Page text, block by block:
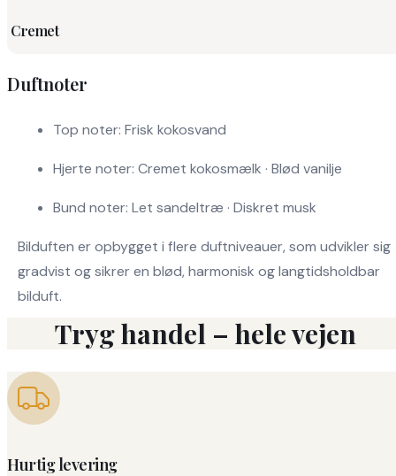
Cremet
Duftnoter
Top noter: Frisk kokosvand
Hjerte noter: Cremet kokosmælk · Blød vanilje
Bund noter: Let sandeltræ · Diskret musk
Bilduften er opbygget i flere duftniveauer, som udvikler sig
gradvist og sikrer en blød, harmonisk og langtidsholdbar
bilduft.
Tryg handel – hele vejen
Hurtig levering